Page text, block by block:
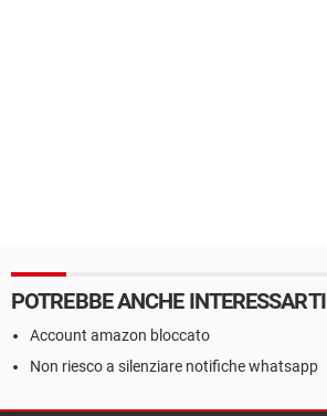
POTREBBE ANCHE INTERESSARTI
Account amazon bloccato
Non riesco a silenziare notifiche whatsapp